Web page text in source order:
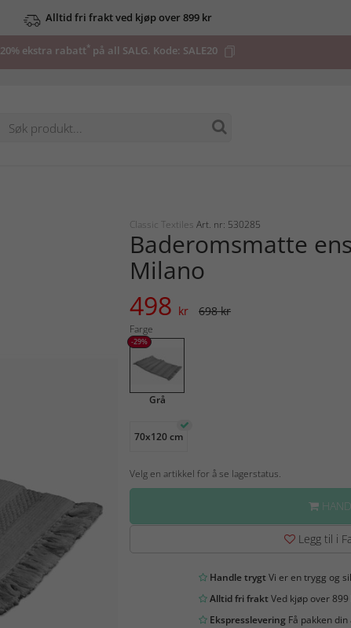
Alltid fri frakt ved kjøp over 899 kr
20% ekstra rabatt* på all SALG. Kode: SALE20
Classic Textiles Art. nr: 530285
Baderomsmatte
Milano
498 kr 698 kr
Farge
-29%
Grå
70x120 cm
Velg en artikkel for å se lagerstatus.
Legg til i
Handle trygtVi er en trygg og
Alltid fri fraktVed kjøp over 899
EkspressleveringFå pakken